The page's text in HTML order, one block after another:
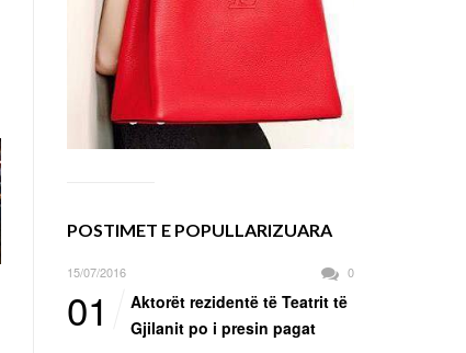
POSTIMET E POPULLARIZUARA
15/07/2016 0
01
Aktorët rezidentë të Teatrit të
Gjilanit po i presin pagat